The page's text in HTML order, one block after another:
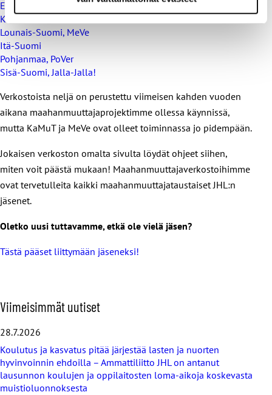
Etelä-Suomi, KaMuT
Kaakkois-Suomi
Lounais-Suomi, MeVe
Itä-Suomi
Pohjanmaa, PoVer
Sisä-Suomi, Jalla-Jalla!
Verkostoista neljä on perustettu viimeisen kahden vuoden
aikana maahanmuuttajaprojektimme ollessa käynnissä,
mutta KaMuT ja MeVe ovat olleet toiminnassa jo pidempään.
Jokaisen verkoston omalta sivulta löydät ohjeet siihen,
miten voit päästä mukaan! Maahanmuuttajaverkostoihimme
ovat tervetulleita kaikki maahanmuuttajataustaiset JHL:n
jäsenet.
Oletko uusi tuttavamme, etkä ole vielä jäsen?
Tästä pääset liittymään jäseneksi!
O
h
i
t
a
v
i
i
Viimeisimmät uutiset
28.7.2026
Koulutus ja kasvatus pitää järjestää lasten ja nuorten
hyvinvoinnin ehdoilla – Ammattiliitto JHL on antanut
lausunnon koulujen ja oppilaitosten loma-aikoja koskevasta
muistioluonnoksesta